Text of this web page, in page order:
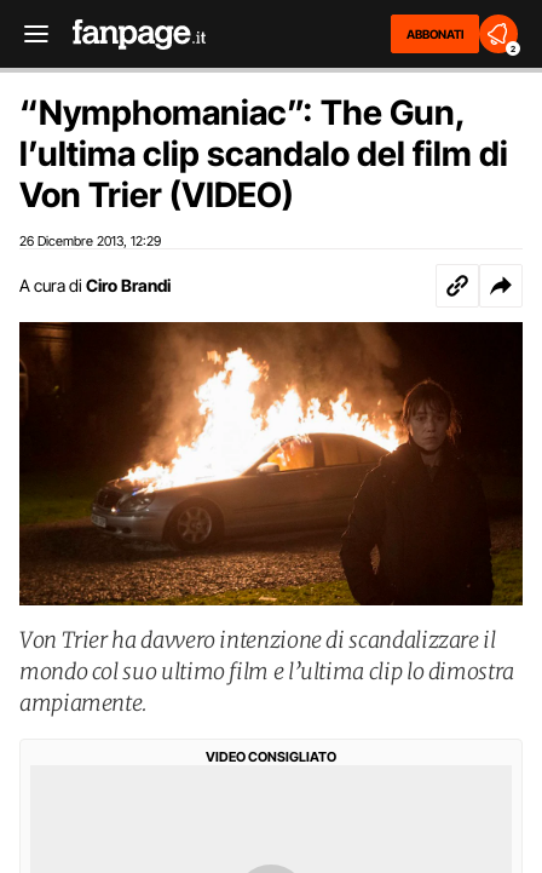
ABBONATI
2
“Nymphomaniac”: The Gun,
l’ultima clip scandalo del film di
Von Trier (VIDEO)
26 Dicembre 2013 12:29
A cura di Ciro Brandi
Von Trier ha davvero intenzione di scandalizzare il
mondo col suo ultimo film e l’ultima clip lo dimostra
ampiamente.
VIDEO CONSIGLIATO